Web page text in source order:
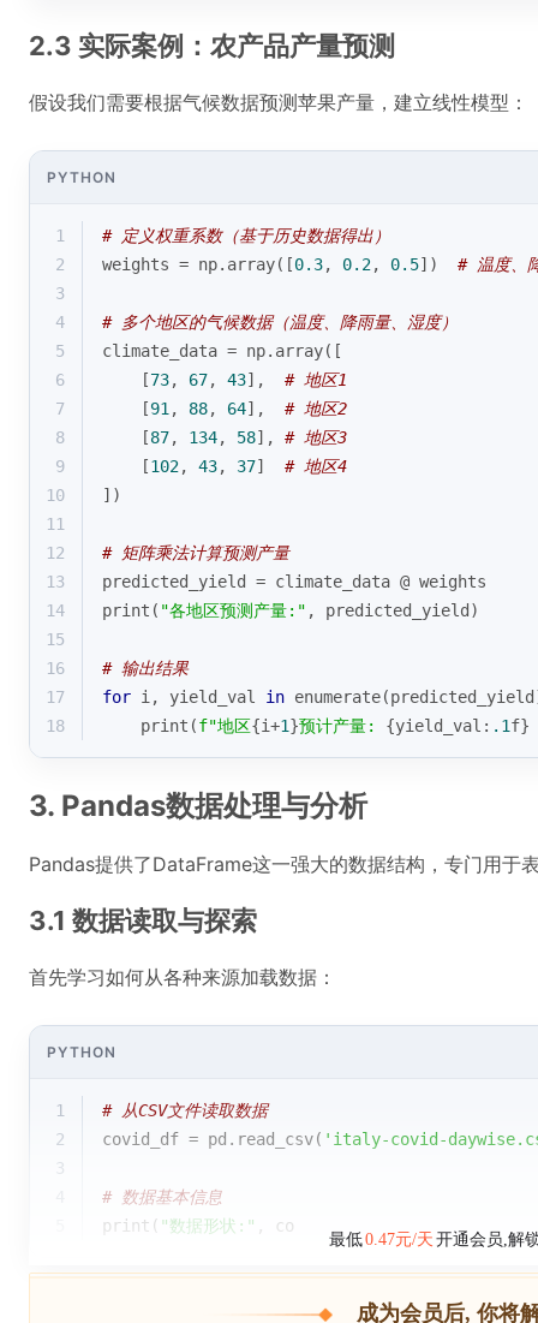
2.3 实际案例：农产品产量预测
假设我们需要根据气候数据预测苹果产量，建立线性模型：
PYTHON
1
# 定义权重系数（基于历史数据得出）
2
weights = np.array([0.3, 0.2, 0.5]) # 温度、
3
4
# 多个地区的气候数据（温度、降雨量、湿度）
5
climate_data = np.array([
6
    [
73, 67, 43], # 地区1
7
    [
91 , 88, 64], # 地区2
8
    [
87, 134, 58], # 地区3
9
    [
102, 43, 37] # 地区4
10
])
11
12
# 矩阵乘法计算预测产量
13
predicted_yield = climate_data @ weights
14
print ( "各地区预测产量:" , predicted_yield)
15
16
# 输出结果
17
for i, yield_val in enumerate
18
print (f"地区{i+1}预计产量: {yield_val: .1f}
3. Pandas数据处理与分析
Pandas提供了DataFrame这一强大的数据结构，专门用于
3.1 数据读取与探索
首先学习如何从各种来源加载数据：
PYTHON
1
# 从CSV文件读取数据
2
covid_df = pd.read_csv( 'italy-covid-
3
# 数据基本信息
print ( "数据形状:" , co
最低0.47元/天 开通会员,解
成为会员后, 你将